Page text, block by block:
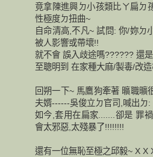
竟拿陳進興ㄉ小孩類比ㄚ扁ㄉ
性極度ㄉ扭曲~
自命清高,不凡~ 試問: 你/妳ㄉ
被人影響或帶壞!!
就不會 誤入歧途嗎?????? 還
至聰明到 在家種大麻/製毒/改
回朔一下~ 馬鷹狗牽著 曠職曠
夫婿------吳俊立ㄉ官司,喊出ㄉ
如今,套用在扁家.......卻是 罪
會太邪惡,太殘暴了!!!!!!!!
還有一位無恥至極之邱毅~ X X